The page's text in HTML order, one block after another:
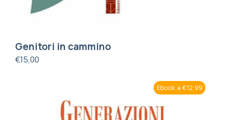
Genitori in cammino
€15,00
Ebook a €12,99